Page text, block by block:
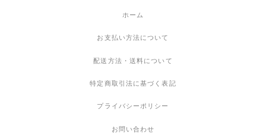
ホーム
お支払い方法について
配送方法・送料について
特定商取引法に基づく表記
プライバシーポリシー
お問い合わせ